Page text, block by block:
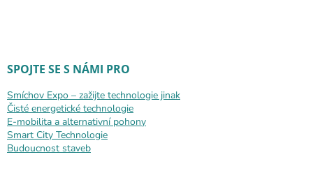
SPOJTE SE S NÁMI PRO
Smíchov Expo – zažijte technologie jinak
Čisté energetické technologie
E-mobilita a alternativní pohony
Smart City Technologie
Budoucnost staveb